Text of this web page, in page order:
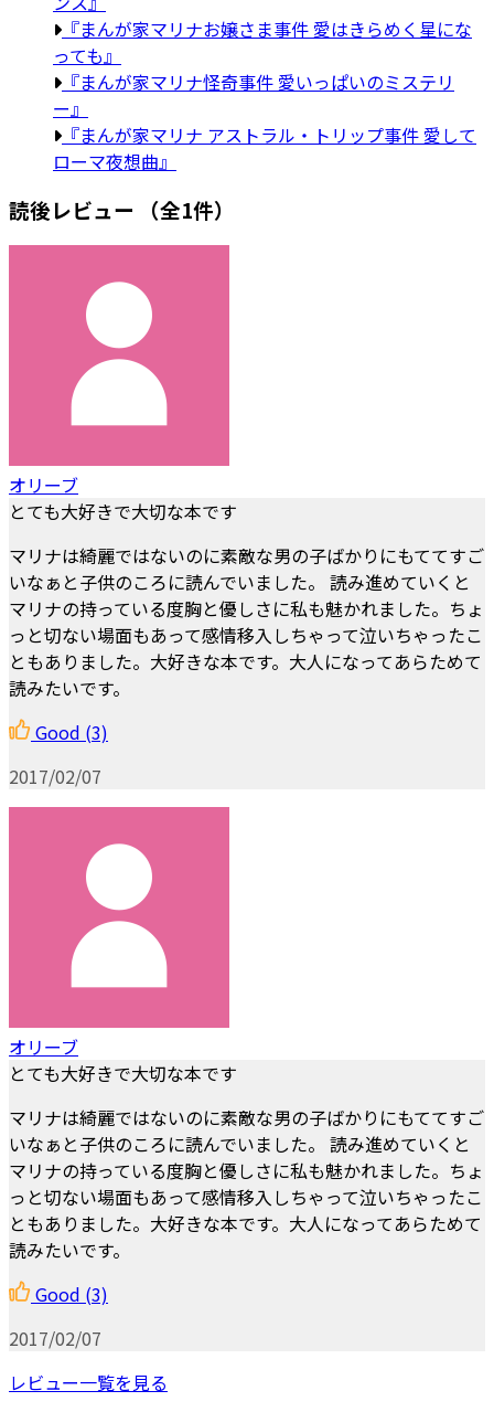
『まんが家マリナお嬢さま事件 愛はきらめく星にな
っても』
『まんが家マリナ怪奇事件 愛いっぱいのミステリ
ー』
『まんが家マリナ アストラル・トリップ事件 愛して
ローマ夜想曲』
読後レビュー （全1件）
オリーブ
とても大好きで大切な本です
マリナは綺麗ではないのに素敵な男の子ばかりにもててすご
いなぁと子供のころに読んでいました。 読み進めていくと
マリナの持っている度胸と優しさに私も魅かれました。ちょ
っと切ない場面もあって感情移入しちゃって泣いちゃったこ
ともありました。大好きな本です。大人になってあらためて
読みたいです。
Good (3)
2017/02/07
オリーブ
とても大好きで大切な本です
マリナは綺麗ではないのに素敵な男の子ばかりにもててすご
いなぁと子供のころに読んでいました。 読み進めていくと
マリナの持っている度胸と優しさに私も魅かれました。ちょ
っと切ない場面もあって感情移入しちゃって泣いちゃったこ
ともありました。大好きな本です。大人になってあらためて
読みたいです。
Good (3)
2017/02/07
レビュー一覧を見る